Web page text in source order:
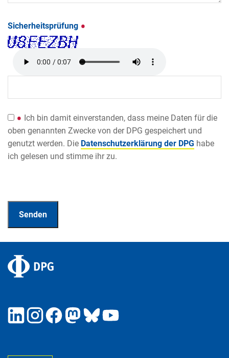
Sicherheitsprüfung
Ich bin damit einverstanden, dass meine Daten für die
oben genannten Zwecke von der DPG gespeichert und
genutzt werden. Die Datenschutzerklärung der DPG habe
ich gelesen und stimme ihr zu.